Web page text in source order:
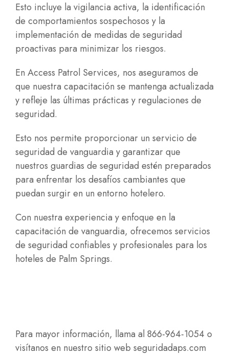
Esto incluye la vigilancia activa, la identificación
de comportamientos sospechosos y la
implementación de medidas de seguridad
proactivas para minimizar los riesgos.
En Access Patrol Services, nos aseguramos de
que nuestra capacitación se mantenga actualizada
y refleje las últimas prácticas y regulaciones de
seguridad.
Esto nos permite proporcionar un servicio de
seguridad de vanguardia y garantizar que
nuestros guardias de seguridad estén preparados
para enfrentar los desafíos cambiantes que
puedan surgir en un entorno hotelero.
Con nuestra experiencia y enfoque en la
capacitación de vanguardia, ofrecemos servicios
de seguridad confiables y profesionales para los
hoteles de Palm Springs.
Para mayor información, llama al 866-964-1054 o
visítanos en nuestro sitio web seguridadaps.com